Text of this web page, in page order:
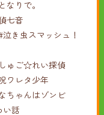
なりで。
七音
泣き虫スマッシュ！
ゅご☆れい探偵
ワレタ少年
ちゃんはゾンビ
い話